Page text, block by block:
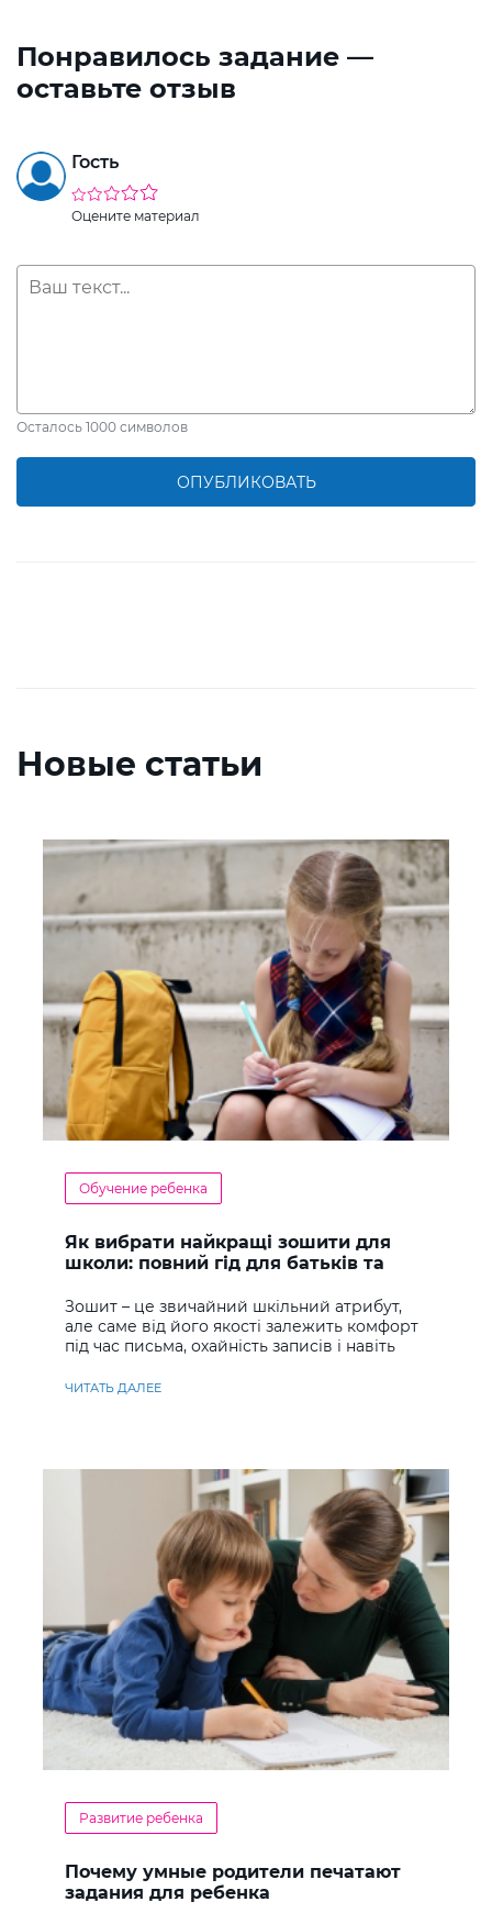
Понравилось задание —
оставьте отзыв
Гость
Оцените материал
Осталось 1000 символов
ОПУБЛИКОВАТЬ
Новые статьи
Обучение ребенка
Як вибрати найкращі зошити для
школи: повний гід для батьків та
Зошит – це звичайний шкільний атрибут,
але саме від його якості залежить комфорт
під час письма, охайність записів і навіть
ЧИТАТЬ ДАЛЕЕ
Развитие ребенка
Почему умные родители печатают
задания для ребенка